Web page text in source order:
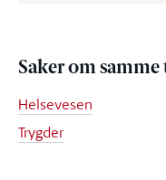
Saker om samme
Helsevesen
Trygder